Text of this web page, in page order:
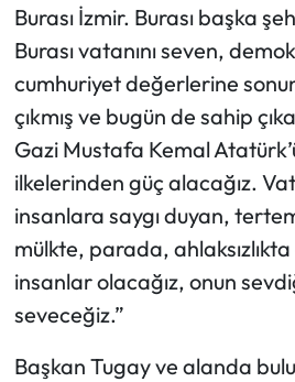
Burası İzmir. Burası başka
Burası vatanını seven,
cumhuriyet değerlerine
çıkmış ve bugün de sahip
Gazi Mustafa Kemal
ilkelerinden güç alacağız.
insanlara saygı duyan,
mülkte, parada,
insanlar olacağız, onun
seveceğiz.”
Başkan Tugay ve alanda